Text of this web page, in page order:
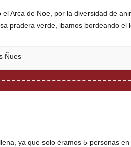
Arca de Noe, por la diversidad de
pradera verde, ibamos bordeando el
Ñues
ya que solo éramos 5 personas